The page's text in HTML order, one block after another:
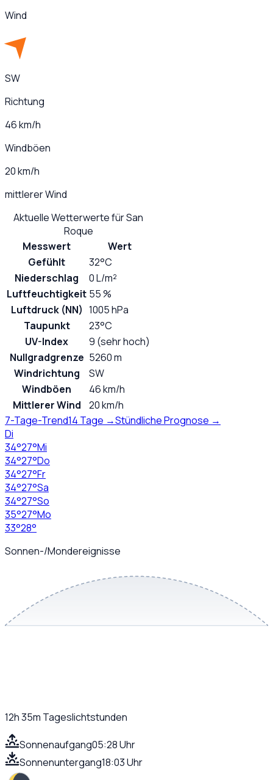
Wind
SW
Richtung
46 km/h
Windböen
20 km/h
mittlerer Wind
Aktuelle Wetterwerte fürSan
Roque
Messwert
Wert
Gefühlt
32°C
Niederschlag
0 L/m²
Luftfeuchtigkeit 55 %
Luftdruck (NN) 1005 hPa
Taupunkt
23°C
UV-Index
9 (sehr hoch)
Nullgradgrenze 5260 m
Windrichtung
SW
Windböen
46 km/h
Mittlerer Wind
20 km/h
7-Tage-Trend14 Tage →Stündliche Prognose →
Di
34°27°Mi
34°27°Do
34°27°Fr
34°27°Sa
34°27°So
35°27°Mo
33°28°
Sonnen-/Mondereignisse
12h 35m Tageslichtstunden
Sonnenaufgang05:28 Uhr
Sonnenuntergang18:03 Uhr